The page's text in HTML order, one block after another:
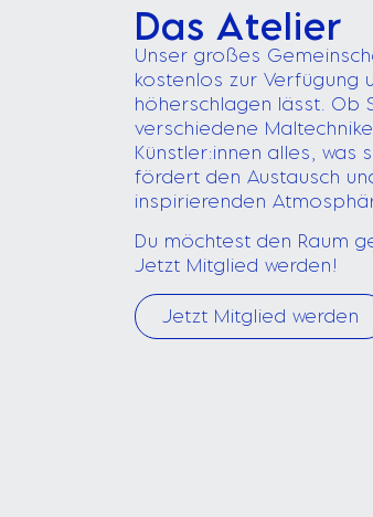
Das Atelier
Unser großes
kostenlos zur Verfügung
höherschlagen lässt. Ob
verschiedene
Künstler:innen alles, was
fördert den Austausch
inspirierenden
Du möchtest den Raum
Jetzt Mitglied werden!
Jetzt Mitglied werden